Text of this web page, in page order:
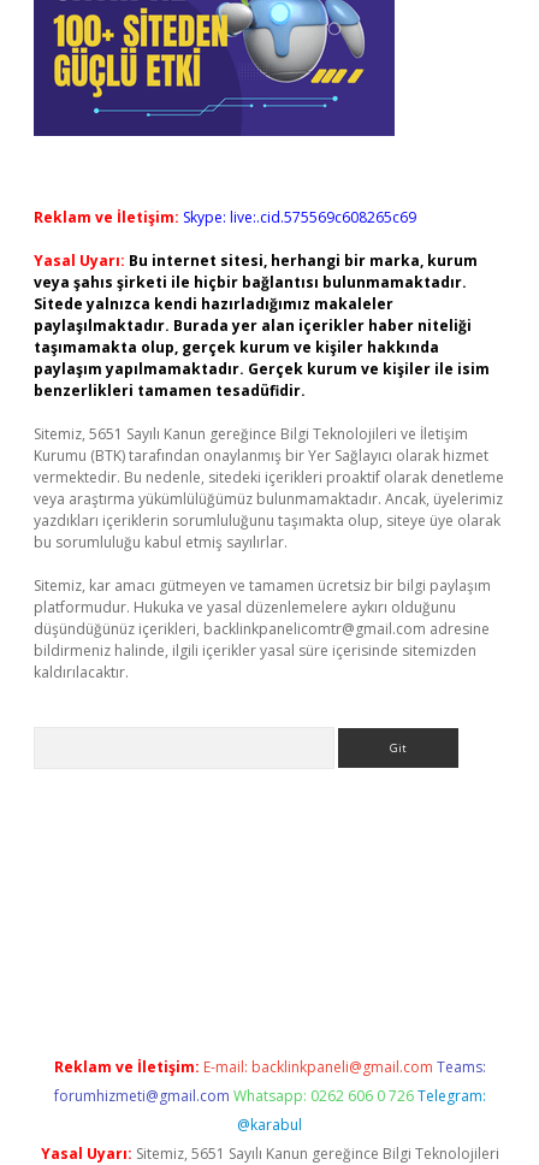
Reklam ve İletişim: Skype: live:.cid.575569c608265c69
Yasal Uyarı: Bu internet sitesi, herhangi bir marka, kurum
veya şahıs şirketi ile hiçbir bağlantısı bulunmamaktadır.
Sitede yalnızca kendi hazırladığımız makaleler
paylaşılmaktadır. Burada yer alan içerikler haber niteliği
taşımamakta olup, gerçek kurum ve kişiler hakkında
paylaşım yapılmamaktadır. Gerçek kurum ve kişiler ile isim
benzerlikleri tamamen tesadüfidir.
Sitemiz, 5651 Sayılı Kanun gereğince Bilgi Teknolojileri ve İletişim
Kurumu (BTK) tarafından onaylanmış bir Yer Sağlayıcı olarak hizmet
vermektedir. Bu nedenle, sitedeki içerikleri proaktif olarak denetleme
veya araştırma yükümlülüğümüz bulunmamaktadır. Ancak, üyelerimiz
yazdıkları içeriklerin sorumluluğunu taşımakta olup, siteye üye olarak
bu sorumluluğu kabul etmiş sayılırlar.
Sitemiz, kar amacı gütmeyen ve tamamen ücretsiz bir bilgi paylaşım
platformudur. Hukuka ve yasal düzenlemelere aykırı olduğunu
düşündüğünüz içerikleri, backlinkpanelicomtr@gmail.com adresine
bildirmeniz halinde, ilgili içerikler yasal süre içerisinde sitemizden
kaldırılacaktır.
Reklam ve İletişim: E-mail: backlinkpaneli@gmail.com Teams:
forumhizmeti@gmail.com Whatsapp: 0262 606 0 726 Telegram:
@karabul
Yasal Uyarı: Sitemiz, 5651 Sayılı Kanun gereğince Bilgi Teknolojileri